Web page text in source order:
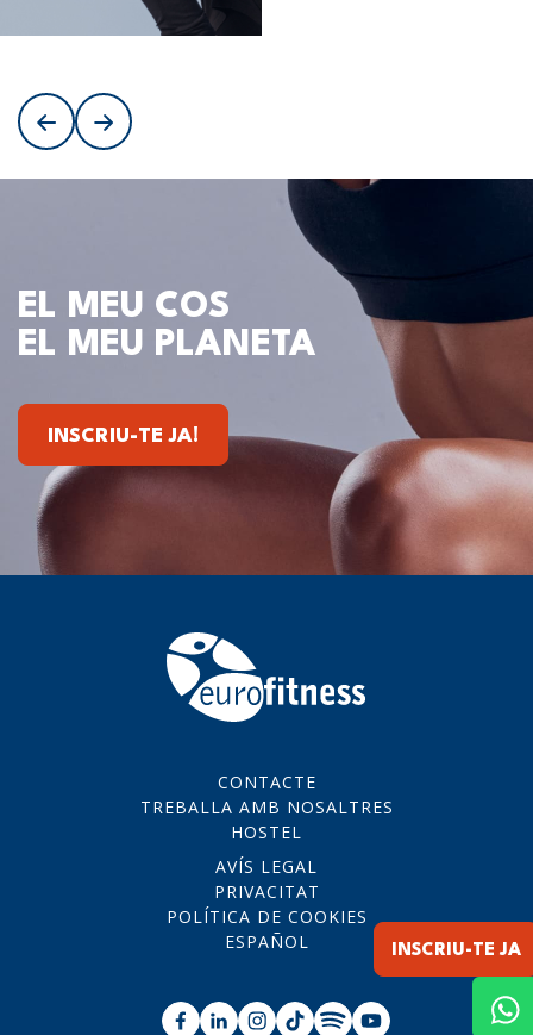
INSCRIU-TE JA
EL MEU COS
EL MEU PLANETA
INSCRIU-TE JA!
CONTACTE
TREBALLA AMB NOSALTRES
HOSTEL
AVÍS LEGAL
PRIVACITAT
POLÍTICA DE COOKIES
ESPAÑOL